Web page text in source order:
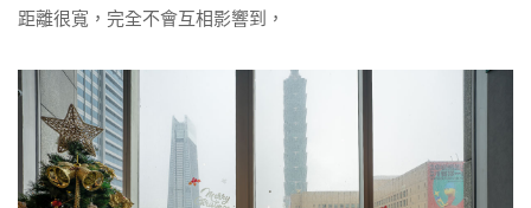
距離很寬，完全不會互相影響到，